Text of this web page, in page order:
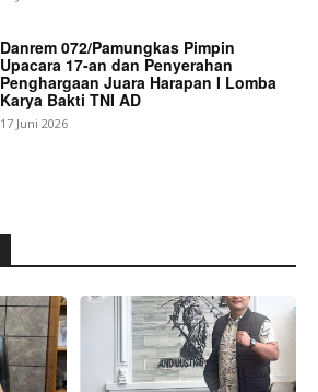
Danrem 072/Pamungkas Pimpin
Upacara 17-an dan Penyerahan
Penghargaan Juara Harapan I Lomba
Karya Bakti TNI AD
17 Juni 2026